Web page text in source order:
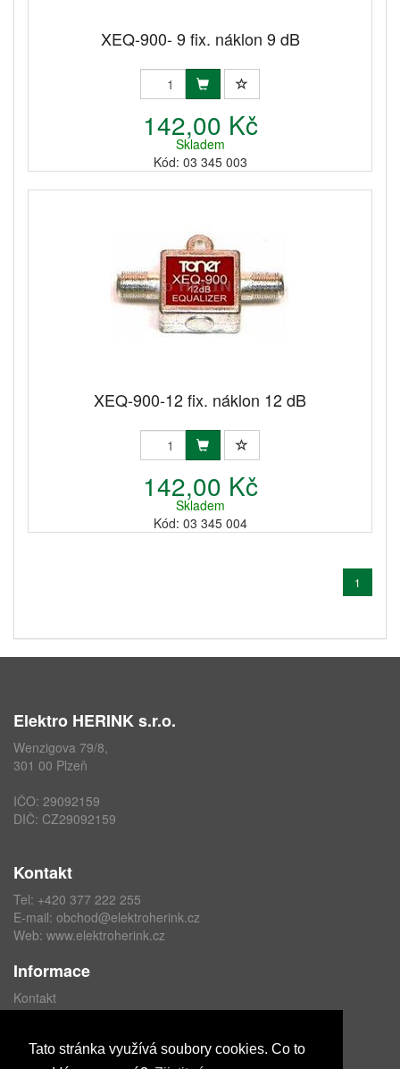
Tato stránka využívá soubory cookies. Co to
XEQ-900- 9 fix. náklon 9 dB
142,00 Kč
Skladem
Kód: 03 345 003
XEQ-900-12 fix. náklon 12 dB
142,00 Kč
Skladem
Kód: 03 345 004
1
Elektro HERINK s.r.o.
Wenzigova 79/8,
301 00 Plzeň
IČO: 29092159
DIČ: CZ29092159
Kontakt
Tel: +420 377 222 255
E-mail: obchod@elektroherink.cz
Web: www.elektroherink.cz
Informace
Kontakt
O nás
Ochrana osobních údajů